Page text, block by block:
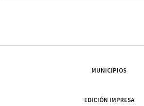
MUNICIPIOS
EDICIÓN IMPRESA